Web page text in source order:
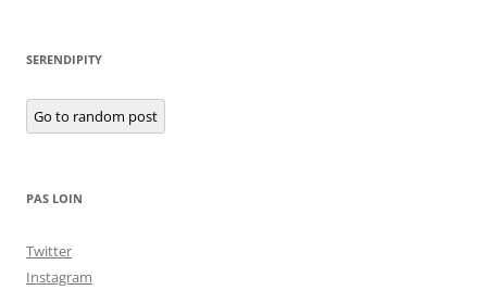
SERENDIPITY
Go to random post
PAS LOIN
Twitter
Instagram